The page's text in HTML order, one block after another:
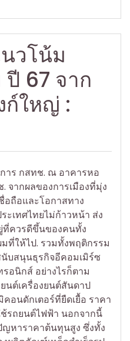
วโน้ม
ปี 67 จาก
ก์ใหญ่ :
าร กสทช. ณ อาคารหอ
จากผลของการเมืองที่มุ่ง
ถือและโอกาสทาง
ะเทศไทยไม่ก้าวหน้า ส่ง
ที่ควรดีขึ้นของคนทั้ง
ที่ให้ไป. รวมทั้งพฤติกรรม
บสนุนธุรกิจอีคอมเมิร์ซ
อนิกส์ อย่างไรก็ตาม
นต์เครื่องยนต์สันดาป
อนดักเตอร์ที่ยืดเยื้อ ราคา
รถยนต์ไฟฟ้า นอกจากนี้
ญหาราคาต้นทุนสูง ซึ่งทั้ง